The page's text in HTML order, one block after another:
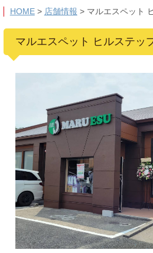
HOME> 店舗情報 > マルエスペット
マルエスペット ヒルステッ